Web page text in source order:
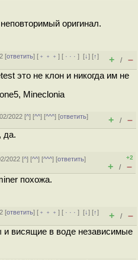
оригинал.
[ответить] [ ﹢﹢﹢] [ · · ·][↓] [↑]
+ / –
это не клон и никогда им не
Mineclonia
2022 [^] [^^] [^^^] [ответить]
+ / –
да.
2022 [^] [^^] [^^^] [ответить]
+2
+ / –
похожа.
[ответить] [ ﹢﹢﹢] [ · · ·][↓] [↑]
+ / –
висящие в воде независимые